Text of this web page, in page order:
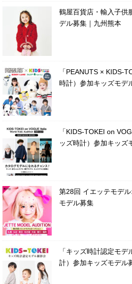
鶴屋百貨店・輸入子供
デル募集｜九州熊本
「PEANUTS × KIDS-
時計）参加キッズモデ
「KIDS-TOKEI on
ッズ時計）参加キッズ
第28回 イエッテモデ
モデル募集
「キッズ時計認定モ
計）参加キッズモデル